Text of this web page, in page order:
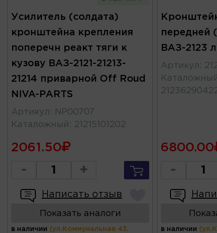
Усилитель (солдата)
кронштейна крепления
поперечн реакт тяги к
кузову ВАЗ-2121-21213-
21214 приварной Off Roud
NIVA-PARTS
Артикул :
NP00707
Каталожный : 21215101202
2061.50
- +
Написать отзыв
Показать аналоги
в наличии (ул.Коммунальная 43,
передней
ВАЗ-2123
Артикул :
6800.00
-
в наличии